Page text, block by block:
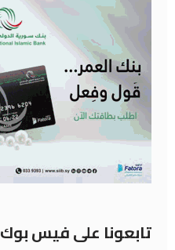
تابعونا على فيس بوك